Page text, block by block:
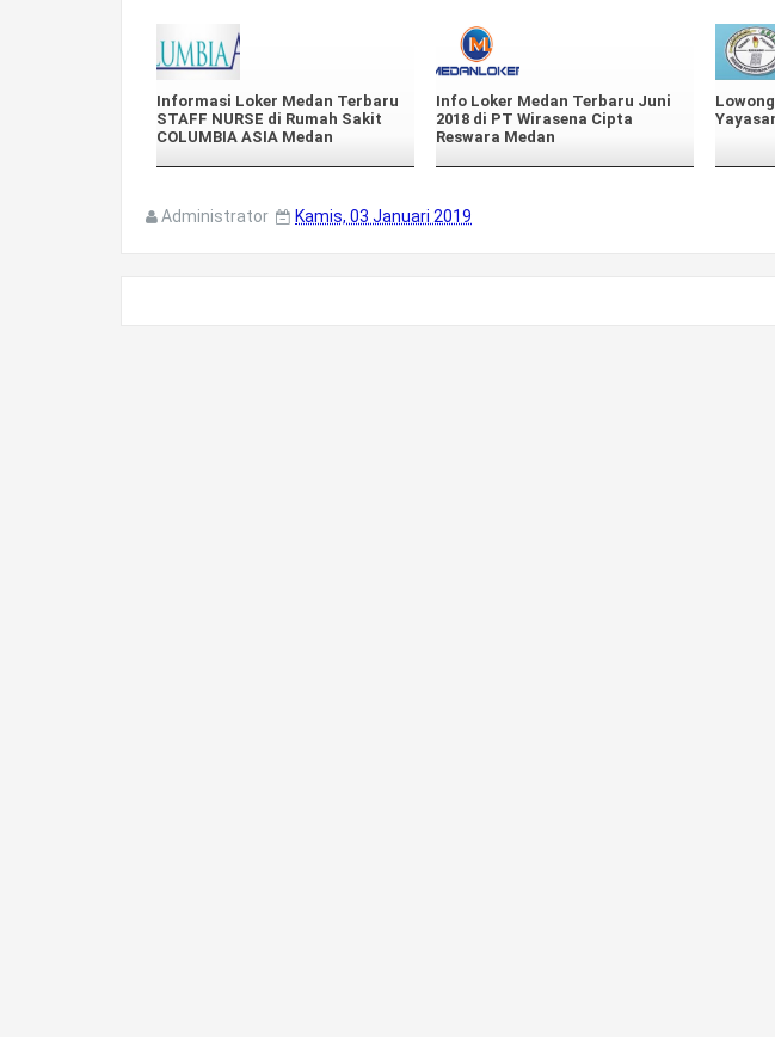
Informasi Loker Medan Terbaru
STAFF NURSE di Rumah Sakit
COLUMBIA ASIA Medan
Info Loker Medan Terbaru Juni
2018 di PT Wirasena Cipta
Reswara Medan
Administrator Kamis, 03 Januari 2019